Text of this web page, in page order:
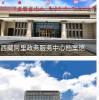
西藏阿里政务服务中心档案馆